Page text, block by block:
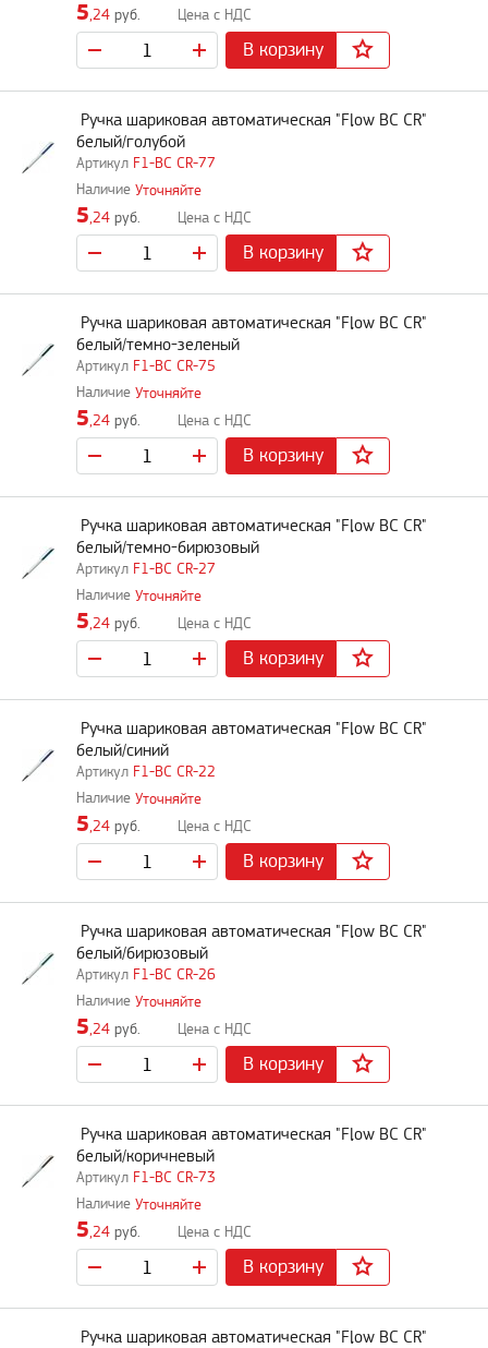
5,24 руб.
В корзину
F1-BC CR-77
Ручка шариковая автоматическая "Flow BC CR"
белый/голубой
Уточняйте
5,24 руб.
В корзину
F1-BC CR-75
Ручка шариковая автоматическая "Flow BC CR"
белый/темно-зеленый
Уточняйте
5,24 руб.
В корзину
F1-BC CR-27
Ручка шариковая автоматическая "Flow BC CR"
белый/темно-бирюзовый
Уточняйте
5,24 руб.
В корзину
F1-BC CR-22
Ручка шариковая автоматическая "Flow BC CR"
белый/синий
Уточняйте
5,24 руб.
В корзину
F1-BC CR-26
Ручка шариковая автоматическая "Flow BC CR"
белый/бирюзовый
Уточняйте
5,24 руб.
В корзину
F1-BC CR-73
Ручка шариковая автоматическая "Flow BC CR"
белый/коричневый
Уточняйте
5,24 руб.
В корзину
Ручка шариковая автоматическая "Flow BC CR"